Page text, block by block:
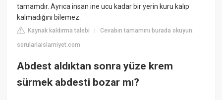
tamamdır. Ayrıca insan ine ucu kadar bir yerin kuru kalıp
kalmadığını bilemez.
Kaynak kaldırma talebi |Cevabın tamamını burada okuyun:
sorularlaislamiyet.com
Abdest aldıktan sonra yüze krem
sürmek abdesti bozar mı?